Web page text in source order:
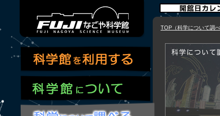
TOP（科学について調